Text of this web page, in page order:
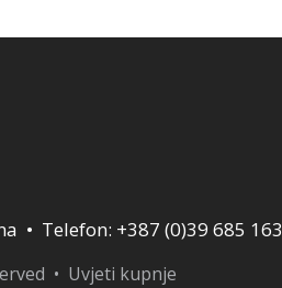
• Telefon: +387 (0)39 685 163
• Uvjeti kupnje